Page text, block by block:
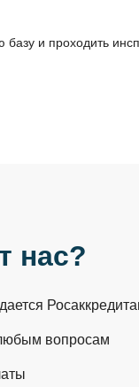
базу и проходить
нас?
вопросам